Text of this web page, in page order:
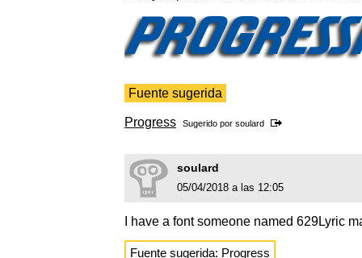
Fuente sugerida
Progress Sugerido por soulard
soulard
05/04/2018 a las 12:05
I have a font someone named 629Lyric
Fuente sugerida: Progress